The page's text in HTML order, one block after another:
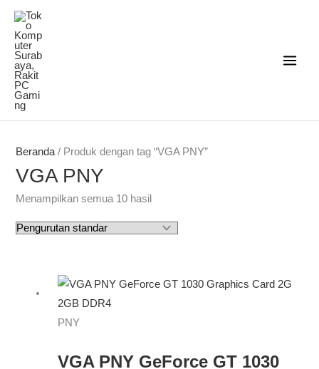
Lewati
konten
Beranda / Produk dengan tag “VGA PNY”
VGA PNY
Menampilkan semua 10 hasil
PNY
VGA PNY GeForce GT 1030